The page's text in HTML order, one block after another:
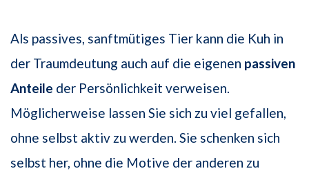
Als passives, sanftmütiges Tier kann die Kuh in
der Traumdeutung auch auf die eigenen passiven
Anteile der Persönlichkeit verweisen.
Möglicherweise lassen Sie sich zu viel gefallen,
ohne selbst aktiv zu werden. Sie schenken sich
selbst her, ohne die Motive der anderen zu